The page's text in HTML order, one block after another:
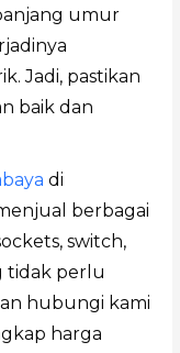
umur
Jadi, pastikan
baik dan
di
berbagai
switch,
tidak perlu
hubungi kami
harga